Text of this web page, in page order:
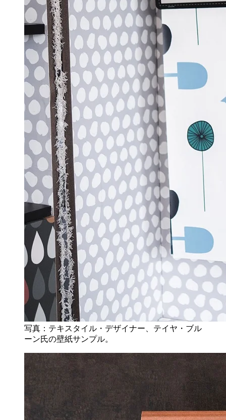
写真：テキスタイル・デザイナー、テイヤ・ブル
ーン氏の壁紙サンプル。